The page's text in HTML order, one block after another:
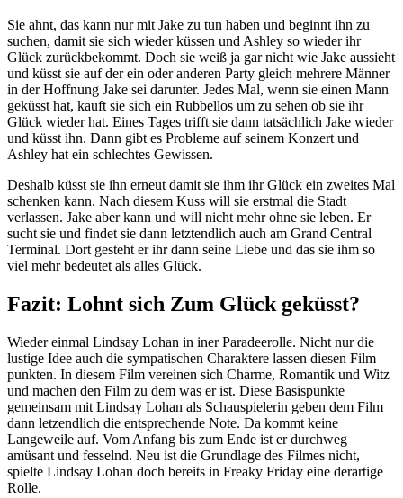
Sie ahnt, das kann nur mit Jake zu tun haben und beginnt ihn zu
suchen, damit sie sich wieder küssen und Ashley so wieder ihr
Glück zurückbekommt. Doch sie weiß ja gar nicht wie Jake aussieht
und küsst sie auf der ein oder anderen Party gleich mehrere Männer
in der Hoffnung Jake sei darunter. Jedes Mal, wenn sie einen Mann
geküsst hat, kauft sie sich ein Rubbellos um zu sehen ob sie ihr
Glück wieder hat. Eines Tages trifft sie dann tatsächlich Jake wieder
und küsst ihn. Dann gibt es Probleme auf seinem Konzert und
Ashley hat ein schlechtes Gewissen.
Deshalb küsst sie ihn erneut damit sie ihm ihr Glück ein zweites Mal
schenken kann. Nach diesem Kuss will sie erstmal die Stadt
verlassen. Jake aber kann und will nicht mehr ohne sie leben. Er
sucht sie und findet sie dann letztendlich auch am Grand Central
Terminal. Dort gesteht er ihr dann seine Liebe und das sie ihm so
viel mehr bedeutet als alles Glück.
Fazit: Lohnt sich Zum Glück geküsst?
Wieder einmal Lindsay Lohan in iner Paradeerolle. Nicht nur die
lustige Idee auch die sympatischen Charaktere lassen diesen Film
punkten. In diesem Film vereinen sich Charme, Romantik und Witz
und machen den Film zu dem was er ist. Diese Basispunkte
gemeinsam mit Lindsay Lohan als Schauspielerin geben dem Film
dann letzendlich die entsprechende Note. Da kommt keine
Langeweile auf. Vom Anfang bis zum Ende ist er durchweg
amüsant und fesselnd. Neu ist die Grundlage des Filmes nicht,
spielte Lindsay Lohan doch bereits in Freaky Friday eine derartige
Rolle.